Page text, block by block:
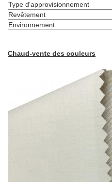
Type d'approvisionnement
Revêtement
Environnement
Chaud-vente des couleurs